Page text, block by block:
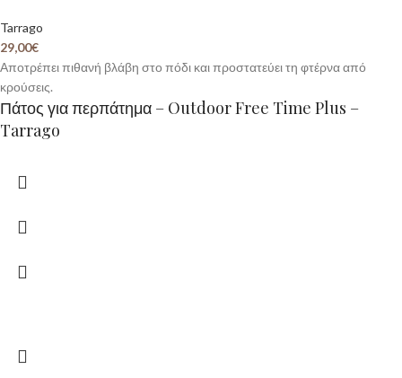
Tarrago
29,00€
Αποτρέπει πιθανή βλάβη στο πόδι και προστατεύει τη φτέρνα από
κρούσεις.
Πάτος για περπάτημα – Outdoor Free Time Plus –
Tarrago